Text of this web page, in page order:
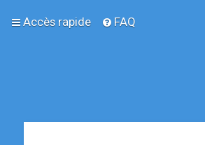
Accès rapide FAQ